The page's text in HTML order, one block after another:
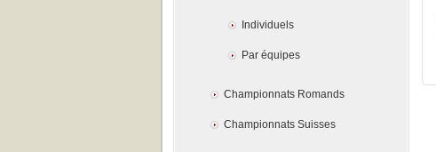
Individuels
Par équipes
Championnats Romands
Championnats Suisses